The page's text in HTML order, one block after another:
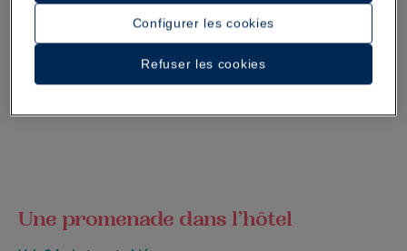
Une promenade dans l’hôtel
Configurer les cookies
Refuser les cookies